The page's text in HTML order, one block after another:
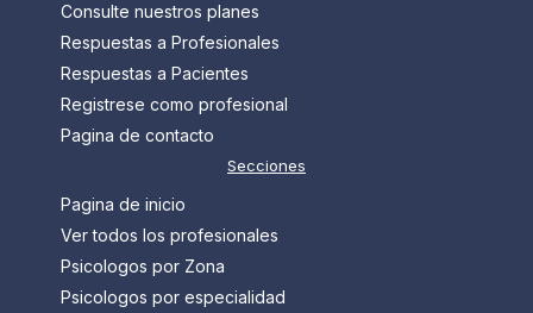
Consulte nuestros planes
Respuestas a Profesionales
Respuestas a Pacientes
Registrese como profesional
Pagina de contacto
Secciones
Pagina de inicio
Ver todos los profesionales
Psicologos por Zona
Psicologos por especialidad